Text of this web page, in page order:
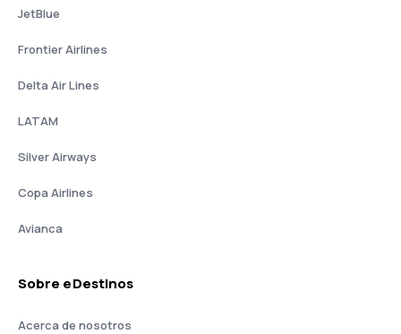
JetBlue
Frontier Airlines
Delta Air Lines
LATAM
Silver Airways
Copa Airlines
Avianca
Sobre eDestinos
Acerca de nosotros